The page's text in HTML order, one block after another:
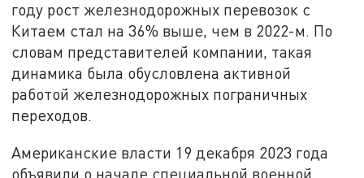
году рост железнодорожных перевозок с
Китаем стал на 36% выше, чем в 2022-м. По
словам представителей компании, такая
динамика была обусловлена активной
работой железнодорожных пограничных
переходов.
Американские власти 19 декабря 2023 года
объявили о начале специальной военной